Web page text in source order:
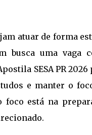
atuar de forma
busca uma vaga
SESA PR 2026
e manter o
está na